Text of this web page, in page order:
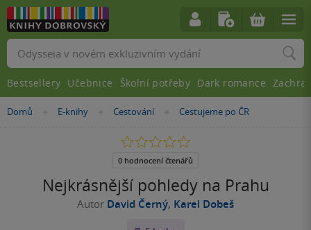
Nacházíte
Domů »
E-knihy »
Cestování »
Cestujeme po ČR
Nejkrásnější pohledy na Prahu
Autor David Černý, Karel Dobeš
0.0
5
0 hodnocení čtenářů
Vyhledávání
Bestsellery Učebnice Školní potřeby Dark romance